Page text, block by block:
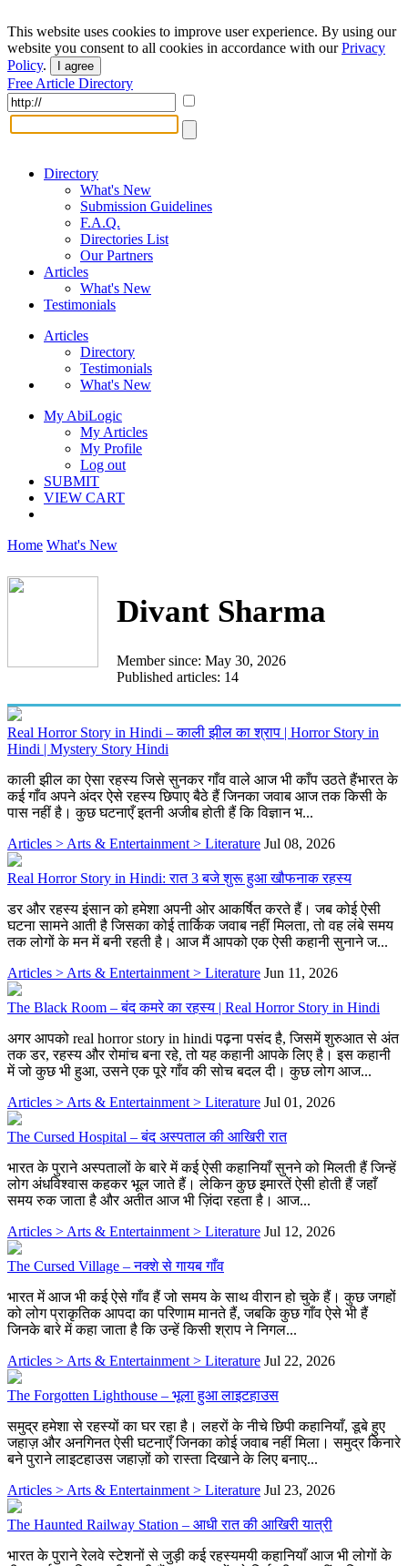
This website uses cookies to improve user experience. By using our
website you consent to all cookies in accordance with ourPrivacy
Policy. I agree
Free Article Directory
Directory
What's New
Submission Guidelines
F.A.Q.
Directories List
Our Partners
Articles
What's New
Testimonials
Articles
Directory
Testimonials
What's New
My AbiLogic
My Articles
My Profile
Log out
SUBMIT
VIEW CART
Home What's New
Divant Sharma
Member since: May 30, 2026
Published articles: 14
Real Horror Story in Hindi – काली झील का श्राप | Horror Story in
Hindi | Mystery Story Hindi
काली झील का ऐसा रहस्य जिसे सुनकर गाँव वाले आज भी काँप उठते हैंभारत के
कई गाँव अपने अंदर ऐसे रहस्य छिपाए बैठे हैं जिनका जवाब आज तक किसी के
पास नहीं है। कुछ घटनाएँ इतनी अजीब होती हैं कि विज्ञान भ...
Articles > Arts & Entertainment > Literature Jul 08, 2026
Real Horror Story in Hindi: रात 3 बजे शुरू हुआ खौफनाक रहस्य
डर और रहस्य इंसान को हमेशा अपनी ओर आकर्षित करते हैं। जब कोई ऐसी
घटना सामने आती है जिसका कोई तार्किक जवाब नहीं मिलता, तो वह लंबे समय
तक लोगों के मन में बनी रहती है। आज मैं आपको एक ऐसी कहानी सुनाने ज...
Articles > Arts & Entertainment > Literature Jun 11, 2026
The Black Room – बंद कमरे का रहस्य | Real Horror Story in Hindi
अगर आपको real horror story in hindi पढ़ना पसंद है, जिसमें शुरुआत से अंत
तक डर, रहस्य और रोमांच बना रहे, तो यह कहानी आपके लिए है। इस कहानी
में जो कुछ भी हुआ, उसने एक पूरे गाँव की सोच बदल दी। कुछ लोग आज...
Articles > Arts & Entertainment > Literature Jul 01, 2026
The Cursed Hospital – बंद अस्पताल की आखिरी रात
भारत के पुराने अस्पतालों के बारे में कई ऐसी कहानियाँ सुनने को मिलती हैं जिन्हें
लोग अंधविश्वास कहकर भूल जाते हैं। लेकिन कुछ इमारतें ऐसी होती हैं जहाँ
समय रुक जाता है और अतीत आज भी ज़िंदा रहता है। आज...
Articles > Arts & Entertainment > Literature Jul 12, 2026
The Cursed Village – नक्शे से गायब गाँव
भारत में आज भी कई ऐसे गाँव हैं जो समय के साथ वीरान हो चुके हैं। कुछ जगहों
को लोग प्राकृतिक आपदा का परिणाम मानते हैं, जबकि कुछ गाँव ऐसे भी हैं
जिनके बारे में कहा जाता है कि उन्हें किसी श्राप ने निगल...
Articles > Arts & Entertainment > Literature Jul 22, 2026
The Forgotten Lighthouse – भूला हुआ लाइटहाउस
समुद्र हमेशा से रहस्यों का घर रहा है। लहरों के नीचे छिपी कहानियाँ, डूबे हुए
जहाज़ और अनगिनत ऐसी घटनाएँ जिनका कोई जवाब नहीं मिला। समुद्र किनारे
बने पुराने लाइटहाउस जहाज़ों को रास्ता दिखाने के लिए बनाए...
Articles > Arts & Entertainment > Literature Jul 23, 2026
The Haunted Railway Station – आधी रात की आखिरी यात्री
भारत के पुराने रेलवे स्टेशनों से जुड़ी कई रहस्यमयी कहानियाँ आज भी लोगों के